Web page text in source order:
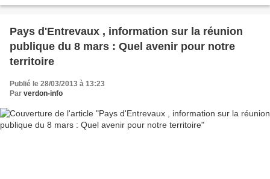
Pays d'Entrevaux , information sur la réunion
publique du 8 mars : Quel avenir pour notre
territoire
Publié le 28/03/2013 à 13:23
Par verdon-info